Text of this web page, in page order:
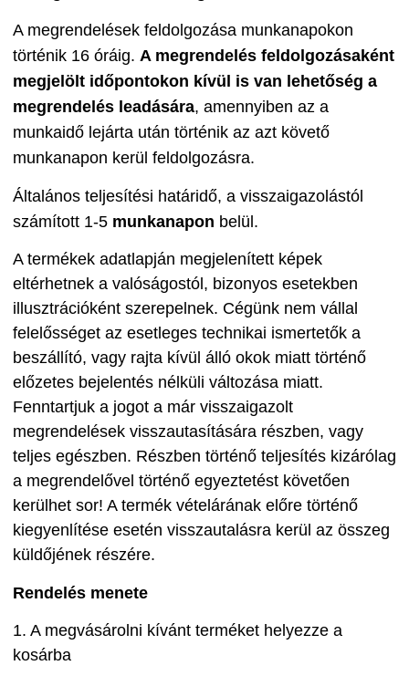
A megrendelések feldolgozása munkanapokon
történik 16 óráig. A megrendelés feldolgozásaként
megjelölt időpontokon kívül is van lehetőség a
megrendelés leadására, amennyiben az a
munkaidő lejárta után történik az azt követő
munkanapon kerül feldolgozásra.
Általános teljesítési határidő, a visszaigazolástól
számított 1-5 munkanapon belül.
A termékek adatlapján megjelenített képek
eltérhetnek a valóságostól, bizonyos esetekben
illusztrációként szerepelnek. Cégünk nem vállal
felelősséget az esetleges technikai ismertetők a
beszállító, vagy rajta kívül álló okok miatt történő
előzetes bejelentés nélküli változása miatt.
Fenntartjuk a jogot a már visszaigazolt
megrendelések visszautasítására részben, vagy
teljes egészben. Részben történő teljesítés kizárólag
a megrendelővel történő egyeztetést követően
kerülhet sor! A termék vételárának előre történő
kiegyenlítése esetén visszautalásra kerül az összeg
küldőjének részére.
Rendelés menete
1. A megvásárolni kívánt terméket helyezze a
kosárba